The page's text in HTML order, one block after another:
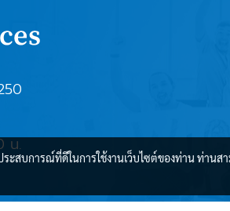
น.
ะสบการณ์ที่ดีในการใช้งานเว็บไซต์ของท่าน ท่านส